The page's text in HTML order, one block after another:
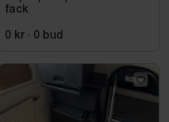
fack
0 kr · 0 bud